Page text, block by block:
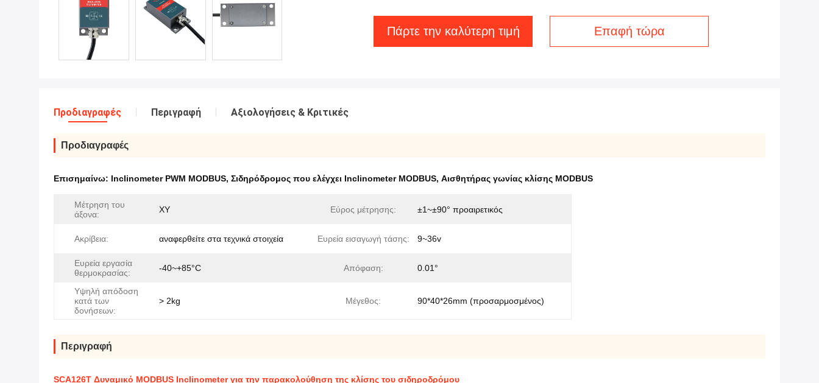
Πάρτε την καλύτερη τιμή Επαφή τώρα
Προδιαγραφές Περιγραφή Αξιολογήσεις & Κριτικές
Προδιαγραφές
Επισημαίνω: Inclinometer PWM MODBUS, Σιδηρόδρομος που ελέγχει Inclinometer MODBUS, Αισθητήρας γωνίας κλίσης MODBUS
Μέτρηση του
άξονα:
XY Εύρος μέτρησης: ±1~±90° προαιρετικός
Ακρίβεια: αναφερθείτε στα τεχνικά στοιχεία Ευρεία εισαγωγή τάσης: 9~36v
Ευρεία εργασία
θερμοκρασίας:
-40~+85°C Απόφαση: 0.01°
Υψηλή απόδοση
κατά των
δονήσεων:
> 2kg Μέγεθος: 90*40*26mm (προσαρμοσμένος)
Περιγραφή
SCA126T Δυναμικό MODBUS Inclinometer για την παρακολούθηση της κλίσης του σιδηροδρόμου